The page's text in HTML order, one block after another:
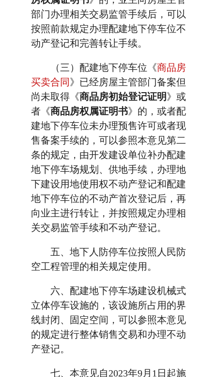
部门办理相关交易监管手续后，可以
按照前款规定办理配建地下停车位不
动产登记和完善转让手续。
（三）配建地下停车位《商品房
买卖合同》已经房屋主管部门备案但
尚未取得《商品房初始登记证明》或
者《商品房权属证明书》的，或者配
建地下停车位未办理预售许可或者现
售备案手续的，可以参照本意见第二
条的规定，由开发建设单位补办配建
地下停车场规划、供地手续，办理地
下建设用地使用权不动产登记和配建
地下停车位的不动产首次登记后，再
向业主进行转让，并按照规定办理相
关交易监管手续和不动产登记。
五、地下人防停车位按照人民防
空工程管理的相关规定使用。
六、配建地下停车场建设机械式
立体停车设施的，该设施所占用的界
线封闭、固定空间，可以参照本意见
的规定进行整体销售交易和办理不动
产登记。
七、本意见自2023年9月1日起施